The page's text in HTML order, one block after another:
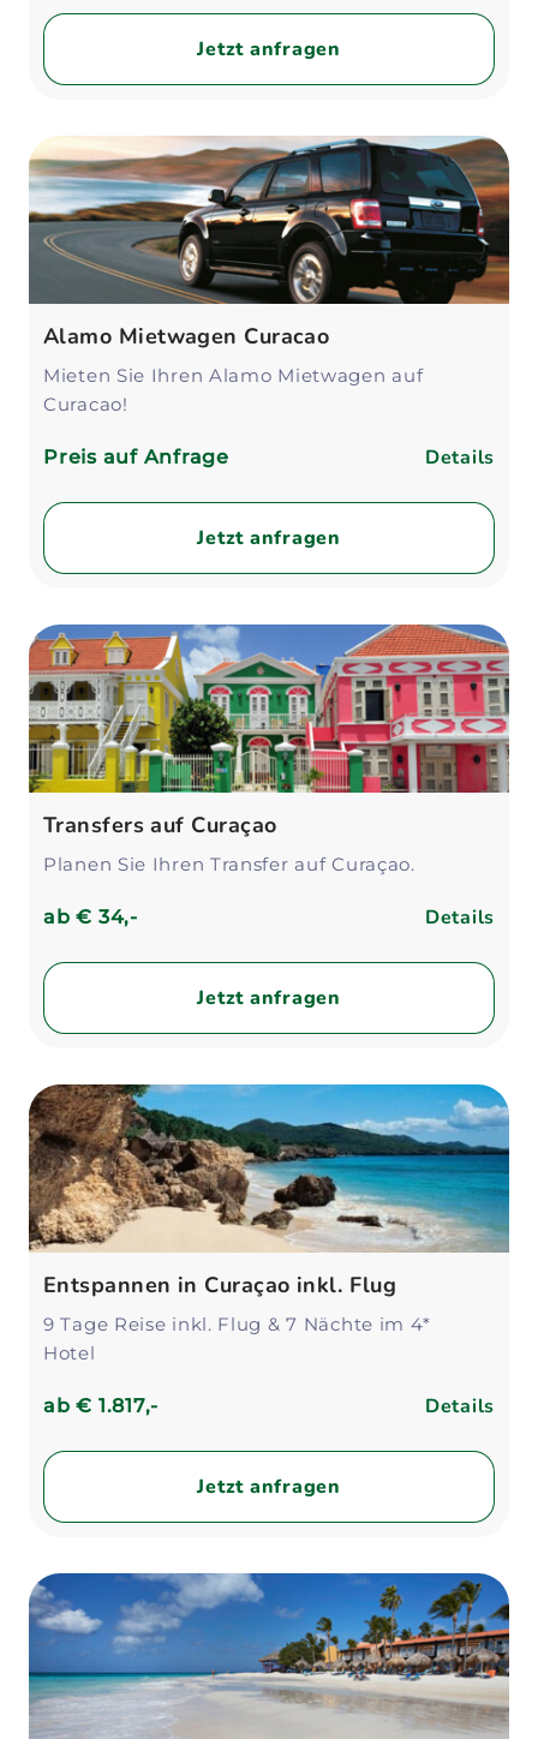
Jetzt anfragen
Alamo Mietwagen Curacao
Mieten Sie Ihren Alamo Mietwagen auf
Curacao!
Preis auf Anfrage Details
Jetzt anfragen
Transfers auf Curaçao
Planen Sie Ihren Transfer auf Curaçao.
ab€ 34,- Details
Jetzt anfragen
Entspannen in Curaçao inkl. Flug
9 Tage Reise inkl. Flug & 7 Nächte im 4*
Hotel
ab€ 1.817,- Details
Jetzt anfragen